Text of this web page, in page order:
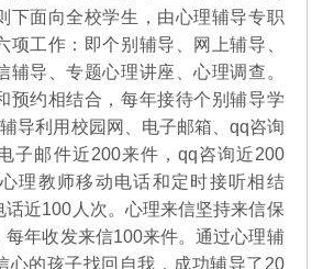
下面向全校学生，由心理辅导专职
项工作：即个别辅导、网上辅导、
辅导、专题心理讲座、心理调查。
预约相结合，每年接待个别辅导学
导利用校园网、电子邮箱、qq咨询
子邮件近200来件，qq咨询近200
理教师移动电话和定时接听相结
话近100人次。心理来信坚持来信保
每年收发来信100来件。通过心理辅
心的孩子找回自我，成功辅导了20